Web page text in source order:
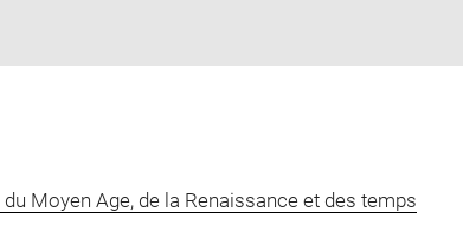
Moyen Age, de la Renaissance et des temps